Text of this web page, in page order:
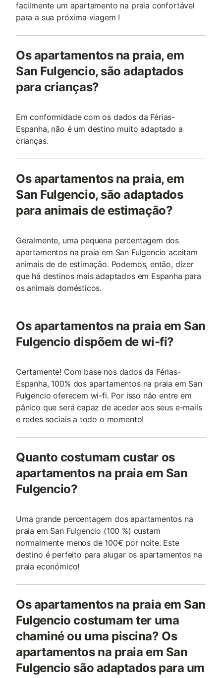
facilmente um apartamento na praia confortável
para a sua próxima viagem !
Os apartamentos na praia, em
San Fulgencio, são adaptados
para crianças?
Em conformidade com os dados da Férias-
Espanha, não é um destino muito adaptado a
crianças.
Os apartamentos na praia, em
San Fulgencio, são adaptados
para animais de estimação?
Geralmente, uma pequena percentagem dos
apartamentos na praia em San Fulgencio aceitam
animais de de estimação. Podemos, então, dizer
que há destinos mais adaptados em Espanha para
os animais domésticos.
Os apartamentos na praia em San
Fulgencio dispõem de wi-fi?
Certamente! Com base nos dados da Férias-
Espanha, 100% dos apartamentos na praia em San
Fulgencio oferecem wi-fi. Por isso não entre em
pânico que será capaz de aceder aos seus e-mails
e redes sociais a todo o momento!
Quanto costumam custar os
apartamentos na praia em San
Fulgencio?
Uma grande percentagem dos apartamentos na
praia em San Fulgencio (100 %) custam
normalmente menos de 100€ por noite. Este
destino é perfeito para alugar os apartamentos na
praia económico!
Os apartamentos na praia em San
Fulgencio costumam ter uma
chaminé ou uma piscina? Os
apartamentos na praia em San
Fulgencio são adaptados para um